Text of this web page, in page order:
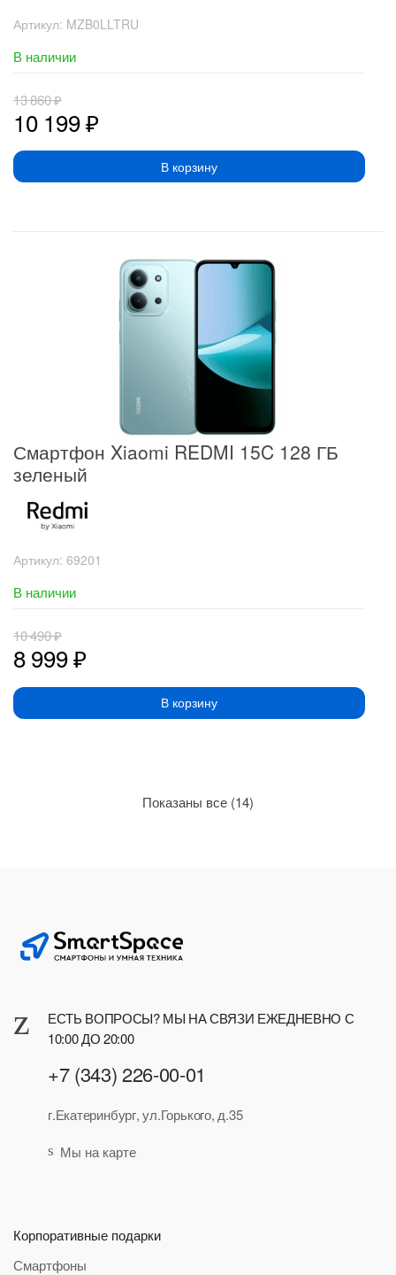
Артикул: MZB0LLTRU
В наличии
10 199₽
13 860₽
В корзину
Смартфон Xiaomi REDMI 15C 128 ГБ
зеленый
Артикул: 69201
В наличии
8 999₽
10 490₽
В корзину
Показаны все (14)
ЕСТЬ ВОПРОСЫ? МЫ НА СВЯЗИ ЕЖЕДНЕВНО С
10:00 ДО 20:00
+7 (343) 226-00-01
г.Екатеринбург, ул.Горького, д.35
Мы на карте
Корпоративные подарки
Смартфоны